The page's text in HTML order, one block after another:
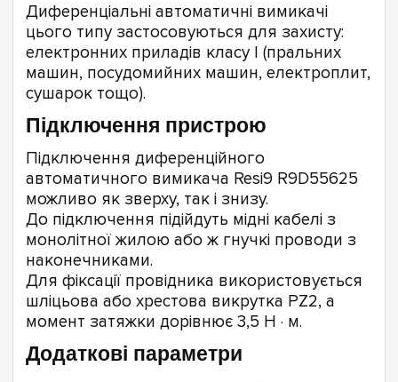
Диференціальні автоматичні вимикачі
цього типу застосовуються для захисту:
електронних приладів класу I (пральних
машин, посудомийних машин, електроплит,
сушарок тощо).
Підключення пристрою
Підключення диференційного
автоматичного вимикача Resi9 R9D55625
можливо як зверху, так і знизу.
До підключення підійдуть мідні кабелі з
монолітної жилою або ж гнучкі проводи з
наконечниками.
Для фіксації провідника використовується
шліцьова або хрестова викрутка PZ2, а
момент затяжки дорівнює 3,5 Н · м.
Додаткові параметри